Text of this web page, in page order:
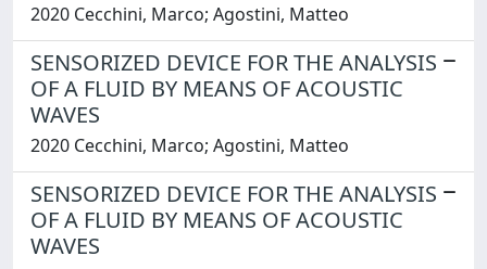
2020 Cecchini, Marco; Agostini, Matteo
SENSORIZED DEVICE FOR THE ANALYSIS
OF A FLUID BY MEANS OF ACOUSTIC
WAVES
2020 Cecchini, Marco; Agostini, Matteo
SENSORIZED DEVICE FOR THE ANALYSIS
OF A FLUID BY MEANS OF ACOUSTIC
WAVES